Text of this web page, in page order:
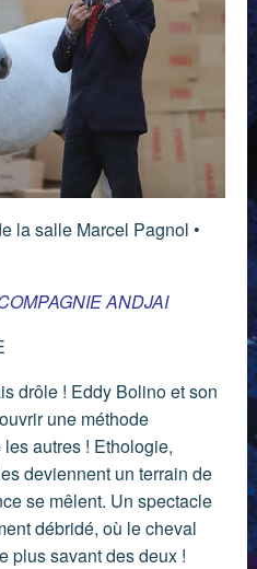
la salle Marcel Pagnol •
ANDJAI
drôle ! Eddy Bolino et son
une méthode
autres ! Ethologie,
deviennent un terrain de
se mêlent. Un spectacle
débridé, où le cheval
plus savant des deux !